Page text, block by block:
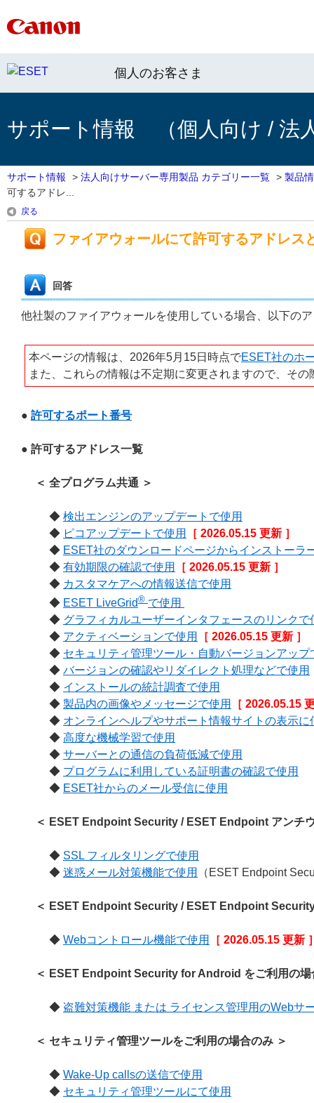
個人のお客さま
サポート情報 （個人向け / 法
サポート情報 > 法人向けサーバー専用製品 カテゴリー一覧 > 製品
可するアドレ...
戻る
ファイアウォールにて許可するアドレス
回答
他社製のファイアウォールを使用している場合、以下の
本ページの情報は、2026年5月15日時点でESET社のホ
また、これらの情報は不定期に変更されますので、そ
● 許可するポート番号
● 許可するアドレス一覧
＜ 全プログラム共通 ＞
◆ 検出エンジンのアップデートで使用
◆ ピコアップデートで使用
［ 2026.05.15 更新 ］
◆ ESET社のダウンロードページからインストーラ
◆ 有効期限の確認で使用
［ 2026.05.15 更新 ］
◆ カスタマケアへの情報送信で使用
◆ ESET LiveGrid® で使用
◆ グラフィカルユーザーインタフェースのリンクで
◆ アクティベーションで使用
［ 2026.05.15 更新 ］
◆ セキュリティ管理ツール・自動バージョンアップ
◆ バージョンの確認やリダイレクト処理などで使用
◆ インストールの統計調査で使用
◆ 製品内の画像やメッセージで使用
［ 2026.05.15
◆ オンラインヘルプやサポート情報サイトの表示に
◆ 高度な機械学習で使用
◆ サーバーとの通信の負荷低減で使用
◆ プログラムに利用している証明書の確認で使用
◆ ESET社からのメール受信に使用
＜ ESET Endpoint Security / ESET Endpoint アンチ
◆ SSL フィルタリングで使用
◆ 迷惑メール対策機能で使用 （ESET Endpoint
＜ ESET Endpoint Security / ESET Endpoint
◆ Webコントロール機能で使用 ［ 2026.05.15 更新
＜ ESET Endpoint Security for Android をご利用の場
◆ 盗難対策機能 または ライセンス管理用のWebサ
＜ セキュリティ管理ツールをご利用の場合のみ ＞
◆ Wake-Up callsの送信で使用
◆ セキュリティ管理ツールにて使用